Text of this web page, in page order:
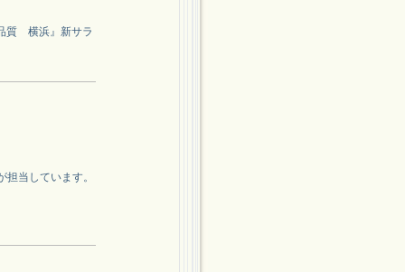
質 横浜』新サラ
当しています。